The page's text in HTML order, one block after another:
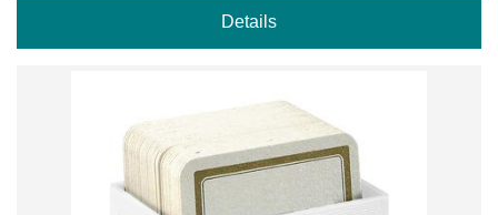
Details